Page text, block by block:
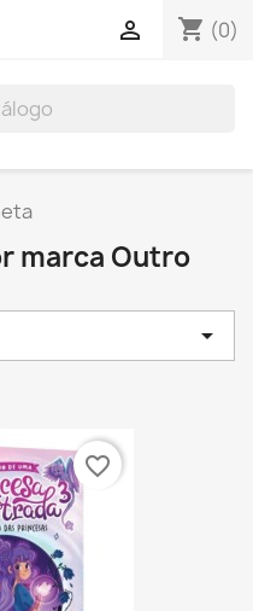
shopping_cart (0)

marca Outro

favorite_border